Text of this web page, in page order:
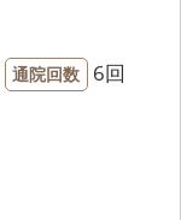
通院回数 6回